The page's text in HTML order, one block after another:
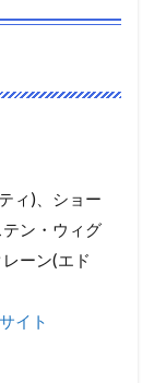
ィ)、ショー
ン・ウィグ
ーン(エド
イト